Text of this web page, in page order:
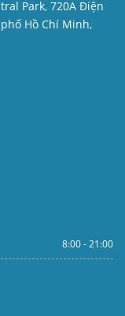
Park, 720A Điện
Hồ Chí Minh,
8:00 - 21:00